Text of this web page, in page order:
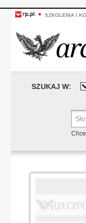
SZKOLENIA I
SZUKAJ W: